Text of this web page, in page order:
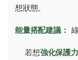
想狀態。
能量搭配建議：
若想強化保護力